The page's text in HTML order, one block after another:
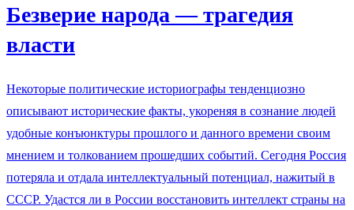
Безверие народа — трагедия
власти
Некоторые политические историографы тенденциозно
описывают исторические факты, укореняя в сознание людей
удобные конъюнктуры прошлого и данного времени своим
мнением и толкованием прошедших событий. Сегодня Россия
потеряла и отдала интеллектуальный потенциал, нажитый в
СССР. Удастся ли в России восстановить интеллект страны на